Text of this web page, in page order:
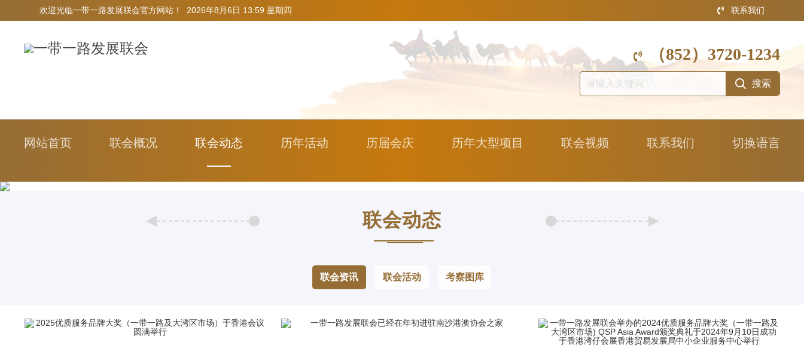
欢迎光临一带一路发展联会官方网站！ 2026年8月6日 13:59 星期四 联系我们
（852）3720-1234
网站首页 联会概况 联会动态 历年活动 历届会庆 历年大型项目 联会视频 联系我们 切换语言
联会动态
联会资讯 联会活动 考察图库